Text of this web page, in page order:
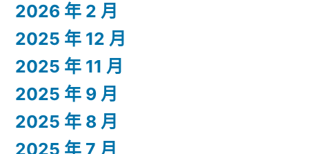
2026 年 2 月
2025 年 12 月
2025 年 11 月
2025 年 9 月
2025 年 8 月
2025 年 7 月